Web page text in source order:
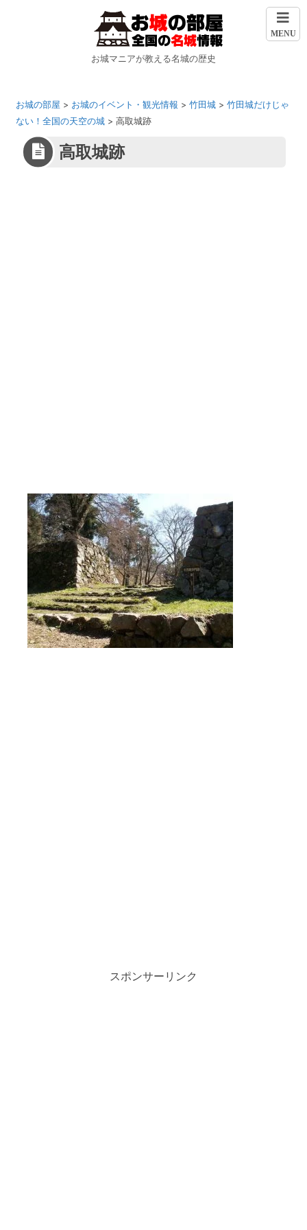
MENU
お城マニアが教える名城の歴史
お城の部屋 > お城のイベント・観光情報 > 竹田城> 竹田城だけじゃ
ない！全国の天空の城> 高取城跡
高取城跡
スポンサーリンク